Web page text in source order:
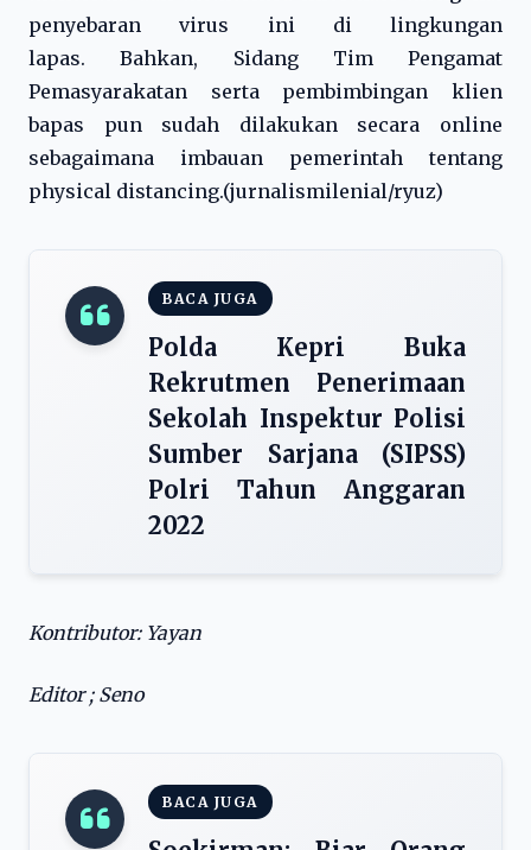
penyebaran virus ini di lingkungan
lapas. Bahkan, Sidang Tim Pengamat
Pemasyarakatan serta pembimbingan klien
bapas pun sudah dilakukan secara online
sebagaimana imbauan pemerintah tentang
physical distancing.(jurnalismilenial/ryuz)
BACA JUGA
Polda Kepri Buka
Rekrutmen Penerimaan
Sekolah Inspektur Polisi
Sumber Sarjana (SIPSS)
Polri Tahun Anggaran
2022
Kontributor: Yayan
Editor ; Seno
BACA JUGA